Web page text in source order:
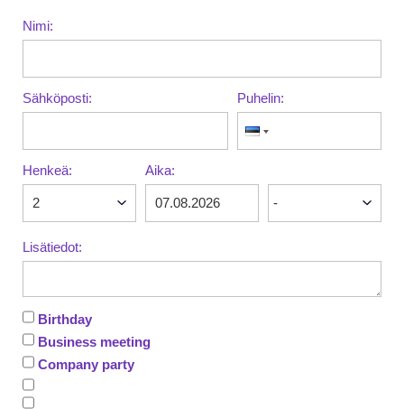
Nimi:
Sähköposti: Puhelin:
Henkeä: Aika:
Lisätiedot:
Birthday
Business meeting
Company party